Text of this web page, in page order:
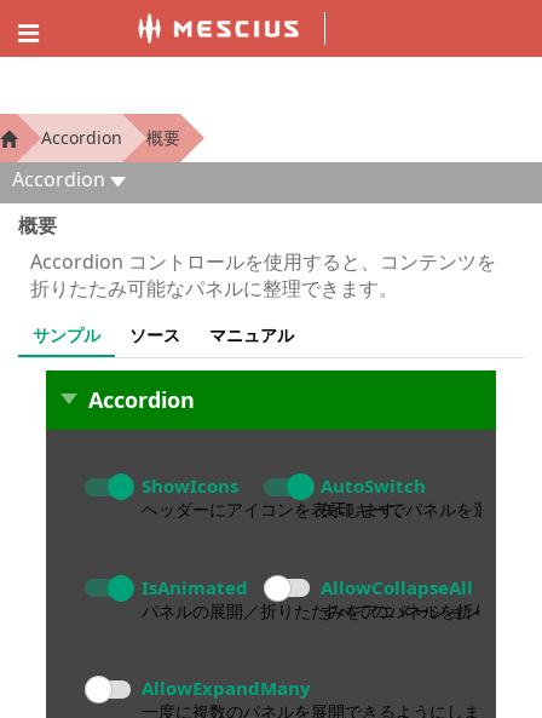
Accordion 概要
Accordion
概要
Accordion コントロールを使用すると、コンテンツを
折りたたみ可能なパネルに整理できます。
サンプル ソース マニュアル
Accordion
ShowIcons
ヘッダーにアイコンを表示します。
AutoSwitch
矢印キーでパネルを選択し
IsAnimated
パネルの展開／折りたたみをアニメーション表示し
AllowCollapseAll
すべてのパネルを折りたた
AllowExpandMany
一度に複数のパネルを展開できるようにします。